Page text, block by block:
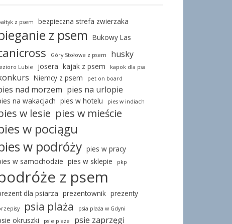
z psem bezpieczna strefa zwierzaka
z psem Bukowy Las
Góry Stołowe z psem husky
Lubie josera kajak z psem kapok dla psa
Niemcy z psem pet on board
nad morzem pies na urlopie
na wakacjach pies w hotelu pies w indiach
w lesie pies w mieście
w pociągu
w podróży pies w pracy
w samochodzie pies w sklepie pkp
z psem
dla psiarza prezentownik prezenty
psia plaża psia plaża w Gdyni
okruszki psie plaże psie zaprzęgi